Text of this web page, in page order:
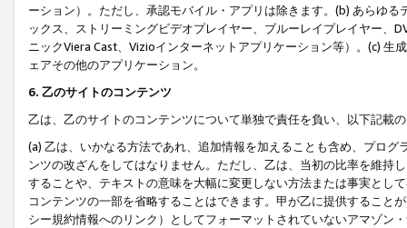
ーション）。ただし、承認モバイル・アプリは除きます。(b) あらゆ
ックス、ストリーミングビデオプレイヤー、ブルーレイプレイヤー、
ニックViera Cast、Vizioインターネットアプリケーション等）。(c)
ェアその他のアプリケーション。
6. 乙のサイトのコンテンツ
乙は、乙のサイトのコンテンツについて単独で責任を負い、以下記載
(a) 乙は、いかなる方法であれ、追加情報を加えることも含め、プロ
ンツの改ざんをしてはなりません。ただし、乙は、当初の比率を維持
することや、テキストの意味を大幅に変更しない方法または事実とし
コンテンツの一部を省略することはできます。甲が乙に提供すること
シー規約情報へのリンク）としてフォーマットされていないアマゾン